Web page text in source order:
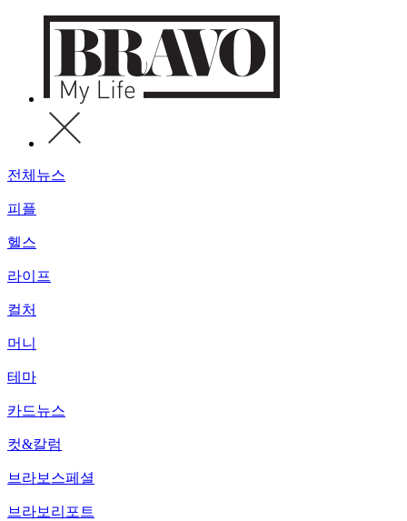
전체뉴스
피플
헬스
라이프
컬처
머니
테마
카드뉴스
컷&칼럼
브라보스페셜
브라보리포트